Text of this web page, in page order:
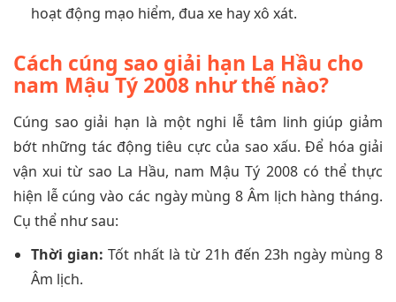
hoạt động mạo hiểm, đua xe hay xô xát.
Cách cúng sao giải hạn La Hầu cho
nam Mậu Tý 2008 như thế nào?
Cúng sao giải hạn là một nghi lễ tâm linh giúp giảm
bớt những tác động tiêu cực của sao xấu. Để hóa giải
vận xui từ sao La Hầu, nam Mậu Tý 2008 có thể thực
hiện lễ cúng vào các ngày mùng 8 Âm lịch hàng tháng.
Cụ thể như sau:
Thời gian: Tốt nhất là từ 21h đến 23h ngày mùng 8
Âm lịch.